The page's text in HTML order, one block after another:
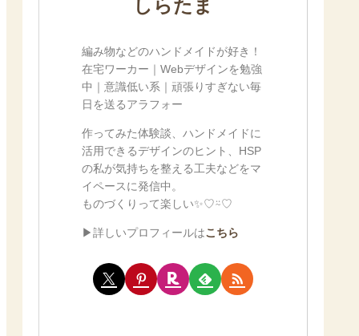
しらたま
編み物などのハンドメイドが好き！
在宅ワーカー｜Webデザインを勉強
中｜意識低い系｜頑張りすぎない毎
日を送るアラフォー
作ってみた体験談、ハンドメイドに
活用できるデザインのヒント、HSP
の私が気持ちを整える工夫などをマ
イペースに発信中。
ものづくりって楽しい✨♡⍨♡
▶詳しいプロフィールはこちら